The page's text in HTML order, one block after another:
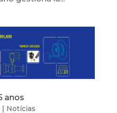
anos
| Notícias